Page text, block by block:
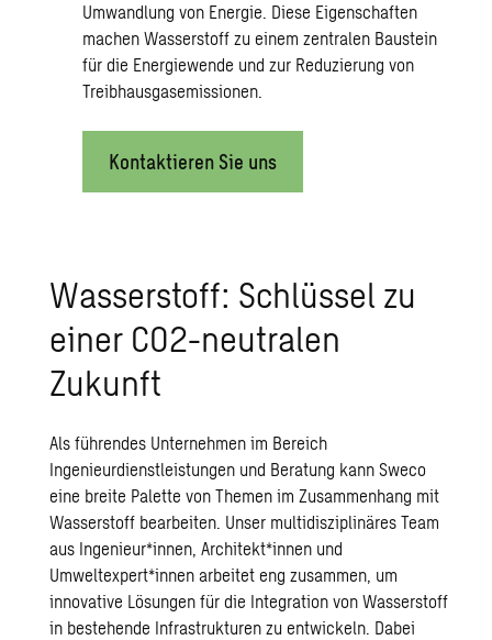
Umwandlung von Energie. Diese Eigenschaften
machen Wasserstoff zu einem zentralen Baustein
für die Energiewende und zur Reduzierung von
Treibhausgasemissionen.
Kontaktieren Sie uns
Wasserstoff: Schlüssel zu
einer CO2-neutralen
Zukunft
Als führendes Unternehmen im Bereich
Ingenieurdienstleistungen und Beratung kann Sweco
eine breite Palette von Themen im Zusammenhang mit
Wasserstoff bearbeiten. Unser multidisziplinäres Team
aus Ingenieur*innen, Architekt*innen und
Umweltexpert*innen arbeitet eng zusammen, um
innovative Lösungen für die Integration von Wasserstoff
in bestehende Infrastrukturen zu entwickeln. Dabei